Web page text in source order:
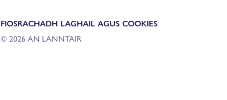
FIOSRACHADH LAGHAIL AGUS COOKIES
© 2026 AN LANNTAIR